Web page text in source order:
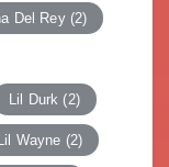
Del Rey(2)
Lil Durk (2)
Lil Wayne (2)